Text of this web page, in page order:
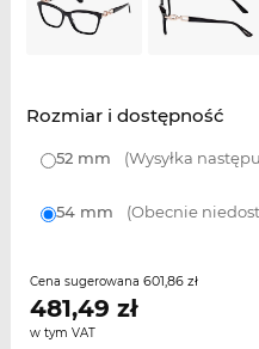
Rozmiar i dostępność
52 mm (Wysyłka
54 mm (Obecnie
Cena sugerowana 601,86 zł
481,49 zł
w tym VAT